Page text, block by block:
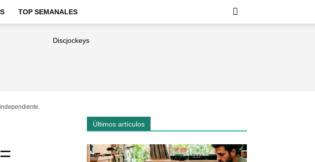
TOP SEMANALES
Últimos artículos